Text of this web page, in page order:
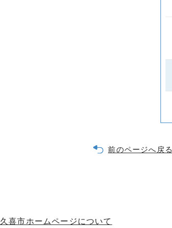
前のページへ戻る
久喜市ホームページについて